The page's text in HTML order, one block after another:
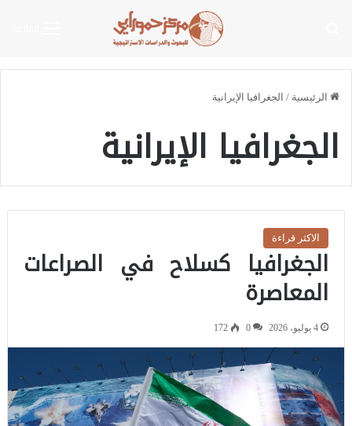
الرئيسية / الجغرافيا الإيرانية
الجغرافيا الإيرانية
الاكثر قراءة
الجغرافيا كسلاح في الصراعات
المعاصرة
4 يوليو، 2026 0
172